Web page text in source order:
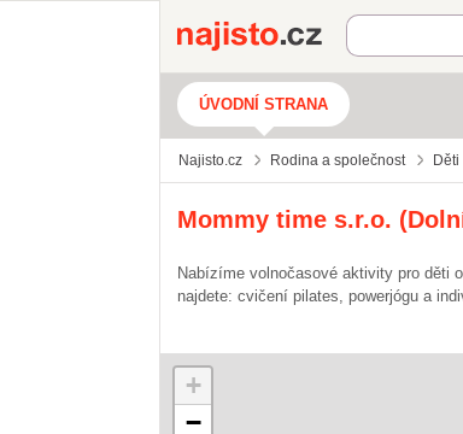
Najisto.cz
ÚVODNÍ STRANA
Najisto.cz Rodina a společnost Děti
Mommy time s.r.o.
Nabízíme volnočasové aktivity pro děti
najdete: cvičení pilates, powerjógu a
+
−